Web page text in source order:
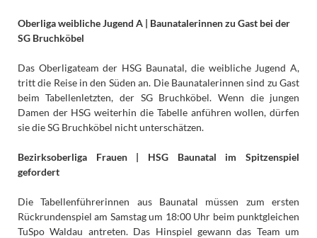
Oberliga weibliche Jugend A | Baunatalerinnen zu Gast bei der
SG Bruchköbel
Das Oberligateam der HSG Baunatal, die weibliche Jugend A,
tritt die Reise in den Süden an. Die Baunatalerinnen sind zu Gast
beim Tabellenletzten, der SG Bruchköbel. Wenn die jungen
Damen der HSG weiterhin die Tabelle anführen wollen, dürfen
sie die SG Bruchköbel nicht unterschätzen.
Bezirksoberliga Frauen | HSG Baunatal im Spitzenspiel
gefordert
Die Tabellenführerinnen aus Baunatal müssen zum ersten
Rückrundenspiel am Samstag um 18:00 Uhr beim punktgleichen
TuSpo Waldau antreten. Das Hinspiel gewann das Team um